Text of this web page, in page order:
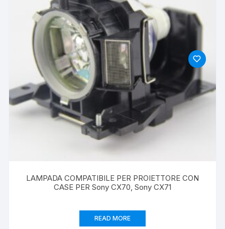
LAMPADA COMPATIBILE PER PROIETTORE CON
CASE PER Sony CX70, Sony CX71
READ MORE